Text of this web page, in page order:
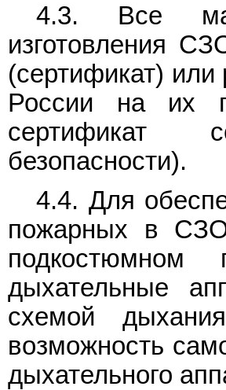
4.3. Все
изготовления
(сертификат)
России на их
сертификат
безопасности).
4.4. Для
пожарных в
подкостюмном
дыхательные
схемой
возможность
дыхательного